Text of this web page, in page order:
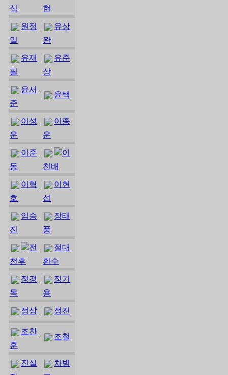
식
현
원정
일
유상
완
유재
필
유준
상
윤서
준
윤택
이성
운
이종
운
이준
동
이
천배
이혁
호
이현
섭
임승
진
장태
풍
전
천후
절대
환수
정경
목
정기
용
정상 정진
조찬
훈
조철
진실
차범